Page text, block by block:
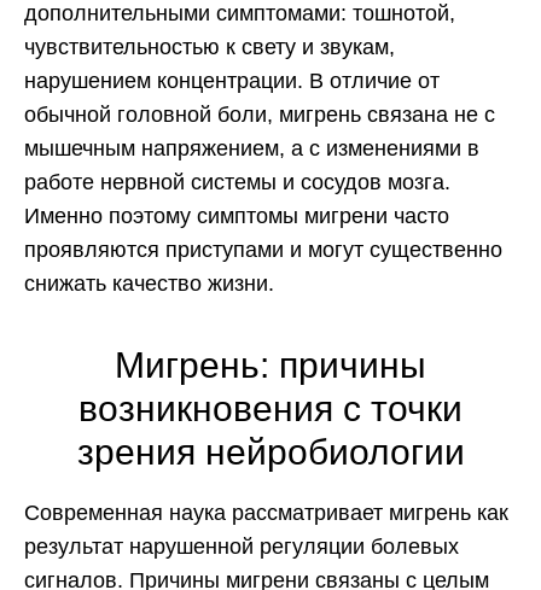
дополнительными симптомами: тошнотой,
чувствительностью к свету и звукам,
нарушением концентрации. В отличие от
обычной головной боли, мигрень связана не с
мышечным напряжением, а с изменениями в
работе нервной системы и сосудов мозга.
Именно поэтому симптомы мигрени часто
проявляются приступами и могут существенно
снижать качество жизни.
Мигрень: причины
возникновения с точки
зрения нейробиологии
Современная наука рассматривает мигрень как
результат нарушенной регуляции болевых
сигналов. Причины мигрени связаны с целым